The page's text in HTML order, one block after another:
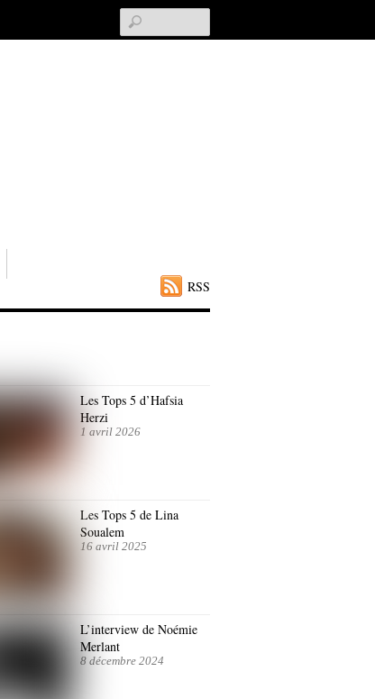
RSS
Les Tops 5 d’Hafsia
Herzi
1 avril 2026
Les Tops 5 de Lina
Soualem
16 avril 2025
L’interview de Noémie
Merlant
8 décembre 2024